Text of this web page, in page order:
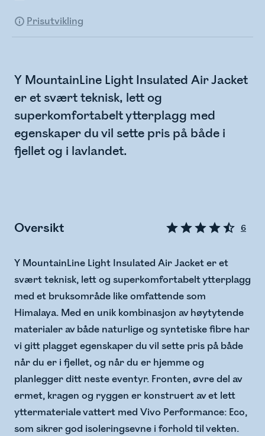
Prisutvikling
Y MountainLine Light Insulated Air Jacket
er et svært teknisk, lett og
superkomfortabelt ytterplagg med
egenskaper du vil sette pris på både i
fjellet og i lavlandet.
Oversikt 6
Y MountainLine Light Insulated Air Jacket er et
svært teknisk, lett og superkomfortabelt ytterplagg
med et bruksområde like omfattende som
Himalaya. Med en unik kombinasjon av høytytende
materialer av både naturlige og syntetiske fibre har
vi gitt plagget egenskaper du vil sette pris på både
når du er i fjellet, og når du er hjemme og
planlegger ditt neste eventyr. Fronten, øvre del av
ermet, kragen og ryggen er konstruert av et lett
yttermateriale vattert med Vivo Performance: Eco,
som sikrer god isoleringsevne i forhold til vekten.